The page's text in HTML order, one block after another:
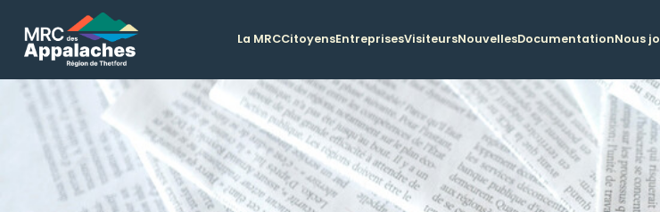
La MRCCitoyensEntreprisesVisiteursNouvellesDocumentationNous